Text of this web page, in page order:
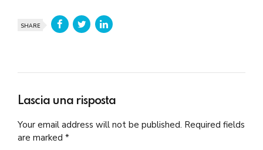
SHARE
Lascia una risposta
Your email address will not be published. Required fields
are marked *